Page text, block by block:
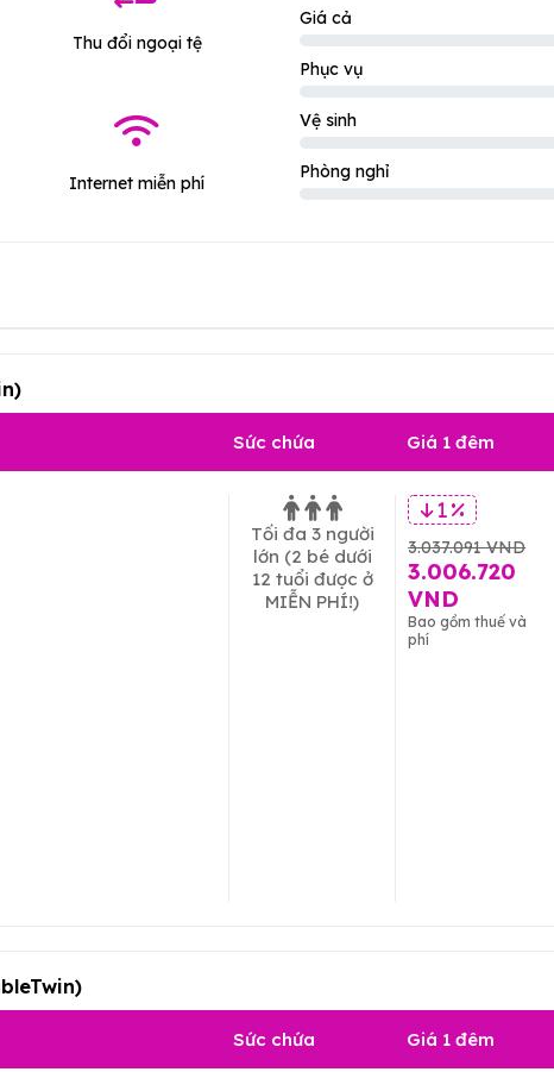
Thu đổi ngoại tệ
Internet miễn phí
Giá cả
Phục vụ
Vệ sinh
Phòng nghỉ
Sức chứa Giá 1 đêm
Tối đa 3 người
lớn (2 bé dưới
12 tuổi được ở
MIỄN PHÍ!)
1 %
3.037.091 VND
3.006.720
VND
Bao gồm thuế và
phí
Sức chứa Giá 1 đêm